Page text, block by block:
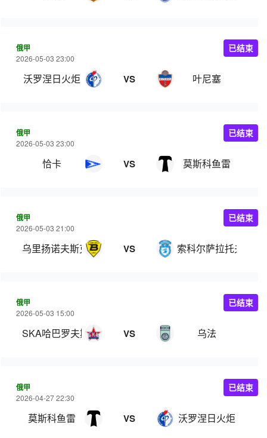
俄甲
2026-05-03 23:00
沃罗涅日火炬 VS 叶尼塞
已结束
俄甲
2026-05-03 23:00
恰卡 VS 莫斯科鱼雷
已结束
俄甲
2026-05-03 21:00
乌里扬诺夫斯克伏尔加 VS 索科尔萨拉托夫
已结束
俄甲
2026-05-03 15:00
SKA哈巴罗夫斯克 VS 乌法
已结束
俄甲
2026-04-27 22:30
莫斯科鱼雷 VS 沃罗涅日火炬
已结束